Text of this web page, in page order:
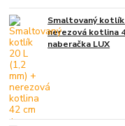
Smaltovaný kotlík
nerezová kotlina
naberačka LUX